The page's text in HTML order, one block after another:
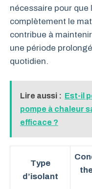
nécessaire pour que
complètement le
contribue à
une période
quotidien.
Lire aussi : Est-il
pompe à chaleur
efficace ?
Type
d’isolant